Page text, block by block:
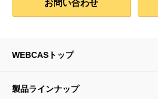
お問い合わせ
WEBCASトップ
製品ラインナップ